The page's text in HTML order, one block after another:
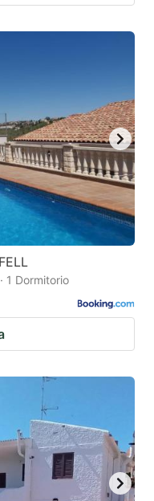
1 Dormitorio